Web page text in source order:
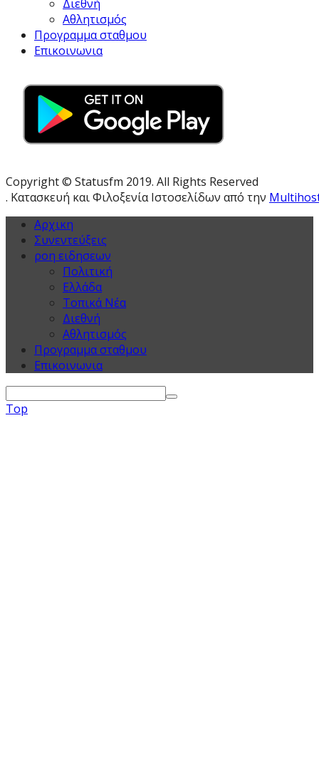
Διεθνή
Αθλητισμός
Προγραμμα σταθμου
Επικοινωνια
Copyright © Statusfm 2019. All Rights Reserved
. Κατασκευή και Φιλοξενία Ιστοσελίδων από την
Αρχικη
Συνεντεύξεις
ροη ειδησεων
Πολιτική
Ελλάδα
Τοπικά Νέα
Διεθνή
Αθλητισμός
Προγραμμα σταθμου
Επικοινωνια
Top